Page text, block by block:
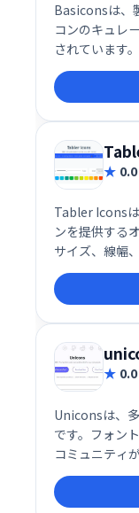
Basiconsは、
コンのキュレ
されています
24x24グリッ
ままで高度な
0.0
Tabler Icons
ンを提供する
サイズ、線幅
イセンスの下
ロジェクトか
ザインワーク
デザインが特
場面で活躍し
0.0
Uniconsは、
です。フォン
コミュニティ
方法で活用で
練された表現